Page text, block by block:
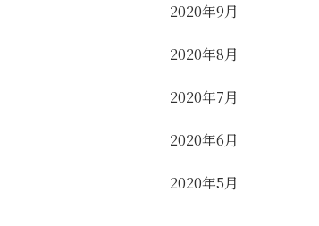
2020年9月
2020年8月
2020年7月
2020年6月
2020年5月